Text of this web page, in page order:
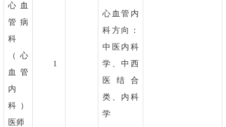
心血
管病
科
（心
血管
内
科）
医师
1
心血管内
科方向：
中医内科
学、中西
医结合
类、内科
学